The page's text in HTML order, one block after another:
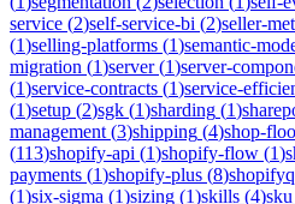
service (2)self-service-bi (2)seller-
(1)selling-platforms (1)semantic-
migration (1)server(1)server-
(1)service-contracts (1)service-
(1)setup (2)sgk (1)sharding (1)
management (3)shipping (4)shop-
(113)shopify-api (1)shopify-flow (1)
payments (1)shopify-plus (8)
(1)six-sigma (1)sizing (1)skills (4)sku